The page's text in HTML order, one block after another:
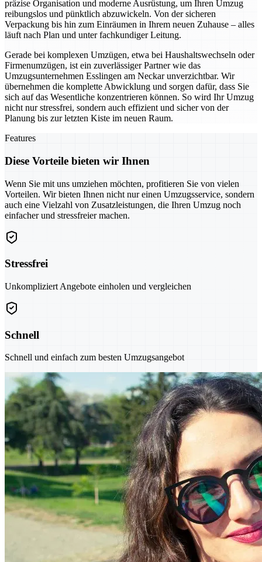
präzise Organisation und moderne Ausrüstung, um Ihren Umzug
reibungslos und pünktlich abzuwickeln. Von der sicheren
Verpackung bis hin zum Einräumen in Ihrem neuen Zuhause – alles
läuft nach Plan und unter fachkundiger Leitung.
Gerade bei komplexen Umzügen, etwa bei Haushaltswechseln oder
Firmenumzügen, ist ein zuverlässiger Partner wie das
Umzugsunternehmen Esslingen am Neckar unverzichtbar. Wir
übernehmen die komplette Abwicklung und sorgen dafür, dass Sie
sich auf das Wesentliche konzentrieren können. So wird Ihr Umzug
nicht nur stressfrei, sondern auch effizient und sicher von der
Planung bis zur letzten Kiste im neuen Raum.
Features
Diese Vorteile bieten wir Ihnen
Wenn Sie mit uns umziehen möchten, profitieren Sie von vielen
Vorteilen. Wir bieten Ihnen nicht nur einen Umzugsservice, sondern
auch eine Vielzahl von Zusatzleistungen, die Ihren Umzug noch
einfacher und stressfreier machen.
Stressfrei
Unkompliziert Angebote einholen und vergleichen
Schnell
Schnell und einfach zum besten Umzugsangebot